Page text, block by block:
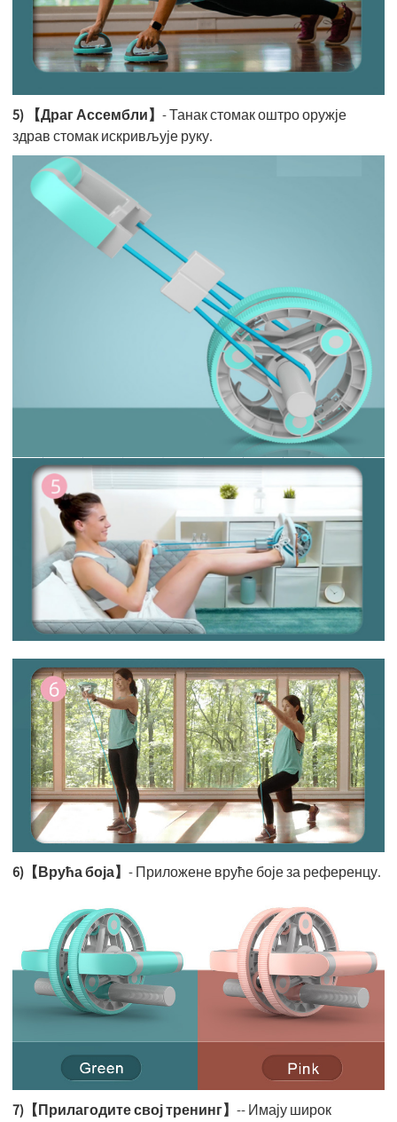
5) 【Драг Ассембли】- Танак стомак оштро оружје
здрав стомак искривљује руку.
6)【Врућа боја】- Приложене вруће боје за референцу.
7)【Прилагодите свој тренинг】-- Имају широк